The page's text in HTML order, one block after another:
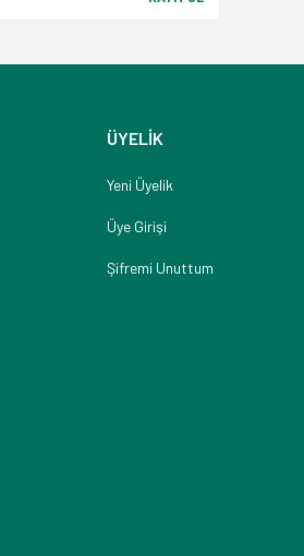
ÜYELİK
Yeni Üyelik
Üye Girişi
Şifremi Unuttum